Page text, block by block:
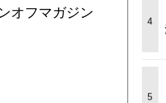
オフマガジン
4
5